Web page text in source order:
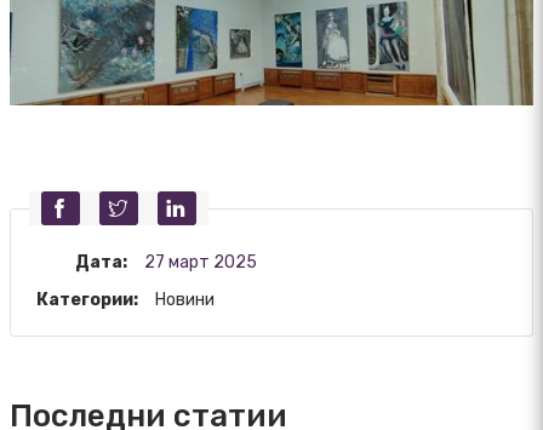
Дата:
27 март 2025
Категории:
Новини
Последни статии